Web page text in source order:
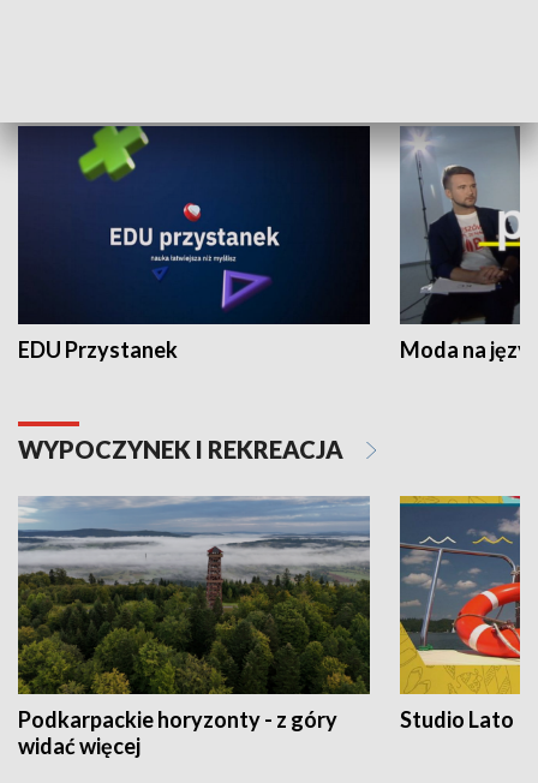
EDU Przystanek Moda na
WYPOCZYNEK I REKREACJA
Podkarpackie horyzonty - z góry
widać więcej
Studio Lato